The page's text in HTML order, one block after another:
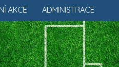
ADMINISTRACE
AKCE